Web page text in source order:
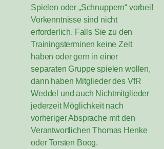
Spielen oder „Schnuppern“ vorbei!
Vorkenntnisse sind nicht
erforderlich. Falls Sie zu den
Trainingsterminen keine Zeit
haben oder gern in einer
separaten Gruppe spielen wollen,
dann haben Mitglieder des VfR
Weddel und auch Nichtmitglieder
jederzeit Möglichkeit nach
vorheriger Absprache mit den
Verantwortlichen Thomas Henke
oder Torsten Boog.